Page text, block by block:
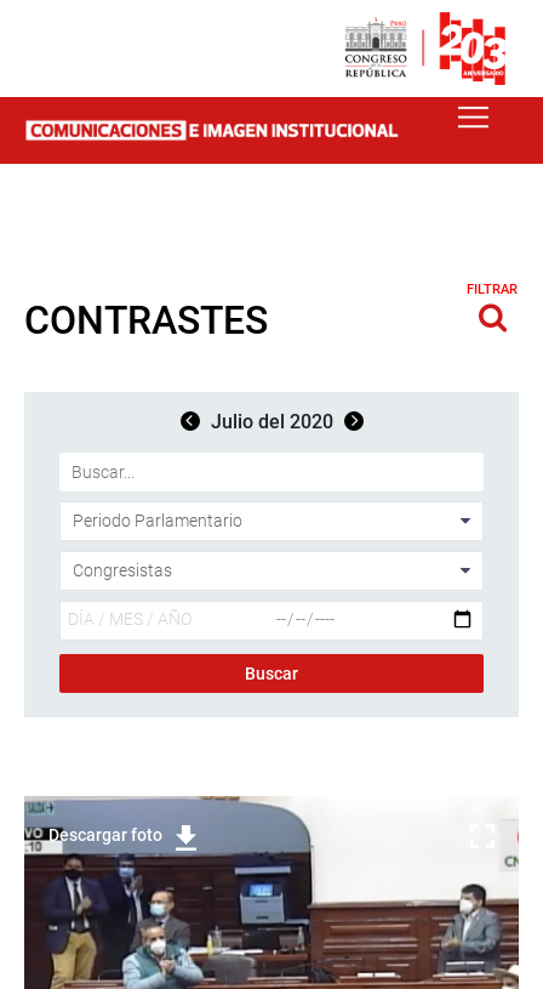
CONTRASTES
FILTRAR
Julio del 2020
Descargar foto